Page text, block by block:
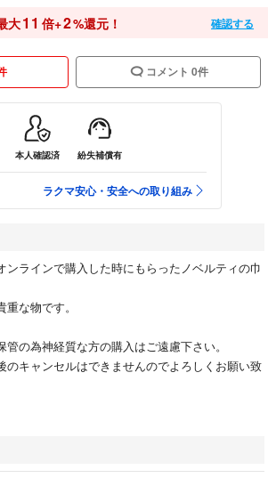
大11 倍+2%還元！ 確認する
コメント 0件
本人確認済 紛失補償有
ラクマ安心・安全への取り組み
ンラインで購入した時にもらったノベルティの巾
な物です。
の為神経質な方の購入はご遠慮下さい。
のキャンセルはできませんのでよろしくお願い致